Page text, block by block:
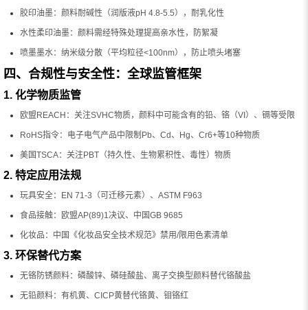
胶印油墨：颜料耐碱性（润版液pH 4.8-5.5），耐乳化性
水性柔印油墨：颜料需经特殊处理提高亲水性，防絮凝
喷墨墨水：纳米级分散（平均粒径<100nm），防止喷头堵塞
四、合规性与安全性：全球监管框架
1. 化学物质监管
欧盟REACH：关注SVHC物质，颜料中可能含有的铅、铬（VI）、镉等受限
RoHS指令：电子电气产品中限制Pb、Cd、Hg、Cr6+等10种物质
美国TSCA：关注PBT（持久性、生物累积性、毒性）物质
2. 特定应用法规
玩具安全：EN 71-3（可迁移元素）、ASTM F963
食品接触：欧盟AP(89)1决议、中国GB 9685
化妆品：中国《化妆品安全技术规范》禁用/限用色素清单
3. 环保替代方案
无铬防锈颜料：磷酸锌、磷硅酸盐、离子交换型颜料替代铬酸盐
无铅颜料：有机黄、CICP黄替代铬黄、钼铬红